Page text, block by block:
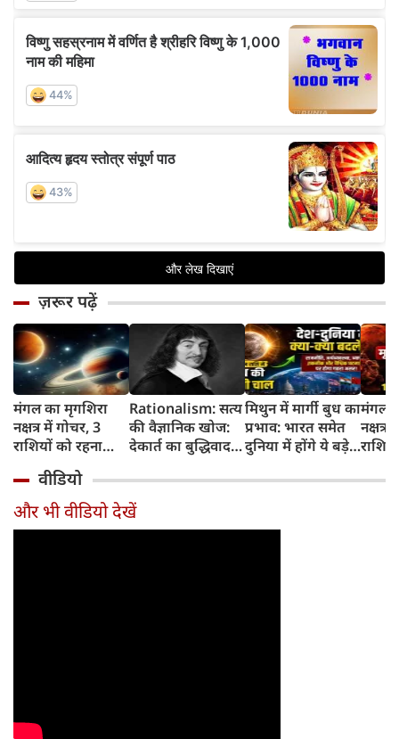
ज़रूर पढ़ें
मंगल का मृगशिरा
नक्षत्र में गोचर, 3
राशियों को रहना
सावधान
Rationalism: सत्य
की वैज्ञानिक खोज:
देकार्त का बुद्धिवाद
का जन्म
मिथुन में मार्गी बुध का
प्रभाव: भारत समेत
दुनिया में होंगे ये बड़े
मंगल
नक्षत्र
किसे
वीडियो
और भी वीडियो देखें